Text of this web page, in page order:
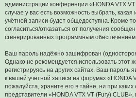
администрации конференции «HONDA VTX
случае у вас есть возможность выбрать,
учётной записи будет общедоступна. Кроме
согласиться/отказаться от получения
сгенерированных программным обеспечением
Ваш пароль надёжно зашифрован
Однако не рекомендуется использовать этот
регистрируясь на других сайтах. Ваш пароль
к вашей учётной записи на форумах «HONDA
пожалуйста, храните его в тайне, ни при каких
представители «HONDA VTX VT (Fury)